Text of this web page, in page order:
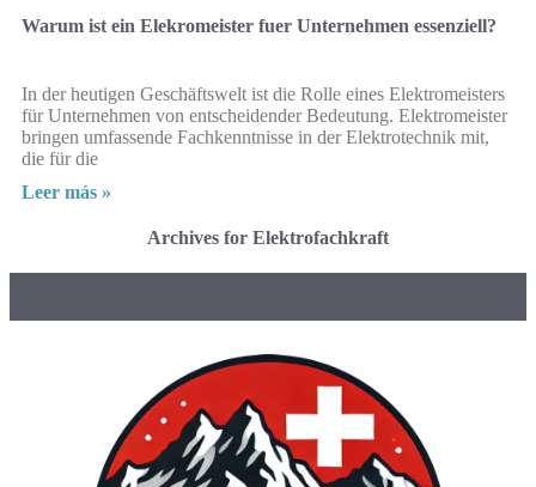
Warum ist ein Elekromeister fuer Unternehmen essenziell?
In der heutigen Geschäftswelt ist die Rolle eines Elektromeisters
für Unternehmen von entscheidender Bedeutung. Elektromeister
bringen umfassende Fachkenntnisse in der Elektrotechnik mit,
die für die
Leer más »
Archives for Elektrofachkraft